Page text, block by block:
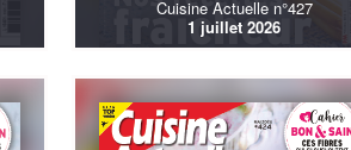
Cuisine Actuelle n°427
1 juillet 2026